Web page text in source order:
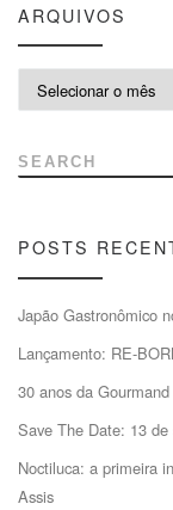
ARQUIVOS
SEARCH
POSTS
Japão Gastronômico
Lançamento: RE-
30 anos da
Save The Date: 13
Noctiluca: a primeira
Assis